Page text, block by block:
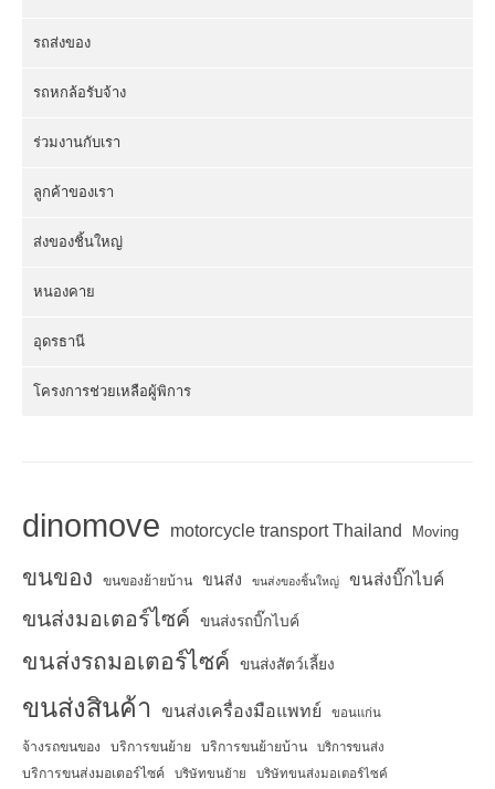
รถส่งของ
รถหกล้อรับจ้าง
ร่วมงานกับเรา
ลูกค้าของเรา
ส่งของชิ้นใหญ่
หนองคาย
อุดรธานี
โครงการช่วยเหลือผู้พิการ
dinomove motorcycle transport Thailand Moving
ขนของ ขนของย้ายบ้าน ขนส่ง ขนส่งของชิ้นใหญ่ ขนส่งบิ๊กไบค์
ขนส่งมอเตอร์ไซค์ ขนส่งรถบิ๊กไบค์
ขนส่งรถมอเตอร์ไซค์ ขนส่งสัตว์เลี้ยง
ขนส่งสินค้า ขนส่งเครื่องมือแพทย์ ขอนแก่น
จ้างรถขนของ บริการขนย้าย บริการขนย้ายบ้าน บริการขนส่ง
บริการขนส่งมอเตอร์ไซค์ บริษัทขนย้าย บริษัทขนส่งมอเตอร์ไซค์